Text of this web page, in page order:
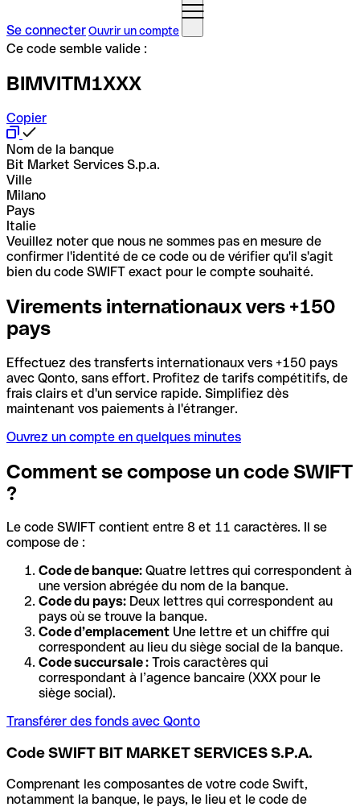
Se connecterOuvrir un compte
Ce code semble valide :
BIMVITM1XXX
Copier
Nom de la banque
Bit Market Services S.p.a.
Ville
Milano
Pays
Italie
Veuillez noter que nous ne sommes pas en mesure de
confirmer l'identité de ce code ou de vérifier qu'il s'agit
bien du code SWIFT exact pour le compte souhaité.
Virements internationaux vers +150
pays
Effectuez des transferts internationaux vers +150 pays
avec Qonto, sans effort. Profitez de tarifs compétitifs, de
frais clairs et d'un service rapide. Simplifiez dès
maintenant vos paiements à l'étranger.
Ouvrez un compte en quelques minutes
Comment se compose un code SWIFT
?
Le code SWIFT contient entre 8 et 11 caractères. Il se
compose de :
Code de banque: Quatre lettres qui correspondent à
une version abrégée du nom de la banque.
Code du pays: Deux lettres qui correspondent au
pays où se trouve la banque.
Code d’emplacement Une lettre et un chiffre qui
correspondent au lieu du siège social de la banque.
Code succursale : Trois caractères qui
correspondant à l’agence bancaire (XXX pour le
siège social).
Transférer des fonds avec Qonto
Code SWIFT BIT MARKET SERVICES S.P.A.
Comprenant les composantes de votre code Swift,
notamment la banque, le pays, le lieu et le code de